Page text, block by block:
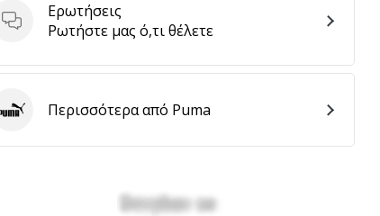
Ερωτήσεις
Ερωτήσεις
Ρωτήστε μας ό,τι θέλετε
PumaΠερισσότερα από Puma